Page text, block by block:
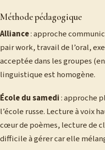
Méthode pédagogique
Alliance: approche
pair work, travail de l’oral,
acceptée dans les groupes
linguistique est homogène.
École du samedi: approche
l’école russe. Lecture à voix
cœur de poèmes, lecture de
difficile à gérer car elle